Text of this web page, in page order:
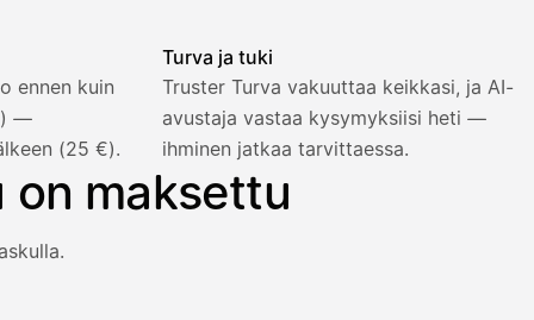
ennen kuin
—
(25 €).
Turva ja tuki
Truster Turva vakuuttaa keikkasi, ja AI-
avustaja vastaa kysymyksiisi heti —
ihminen jatkaa tarvittaessa.
maksettu